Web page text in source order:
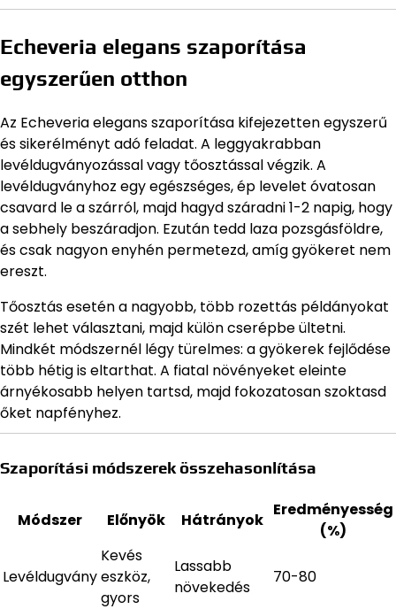
Echeveria elegans szaporítása
egyszerűen otthon
Az Echeveria elegans szaporítása kifejezetten egyszerű
és sikerélményt adó feladat. A leggyakrabban
levéldugványozással vagy tőosztással végzik. A
levéldugványhoz egy egészséges, ép levelet óvatosan
csavard le a szárról, majd hagyd száradni 1-2 napig, hogy
a sebhely beszáradjon. Ezután tedd laza pozsgásföldre,
és csak nagyon enyhén permetezd, amíg gyökeret nem
ereszt.
Tőosztás esetén a nagyobb, több rozettás példányokat
szét lehet választani, majd külön cserépbe ültetni.
Mindkét módszernél légy türelmes: a gyökerek fejlődése
több hétig is eltarthat. A fiatal növényeket eleinte
árnyékosabb helyen tartsd, majd fokozatosan szoktasd
őket napfényhez.
Szaporítási módszerek összehasonlítása
Módszer Előnyök Hátrányok
Eredményesség
(%)
Levéldugvány
Kevés
eszköz,
gyors
Lassabb
növekedés
70-80